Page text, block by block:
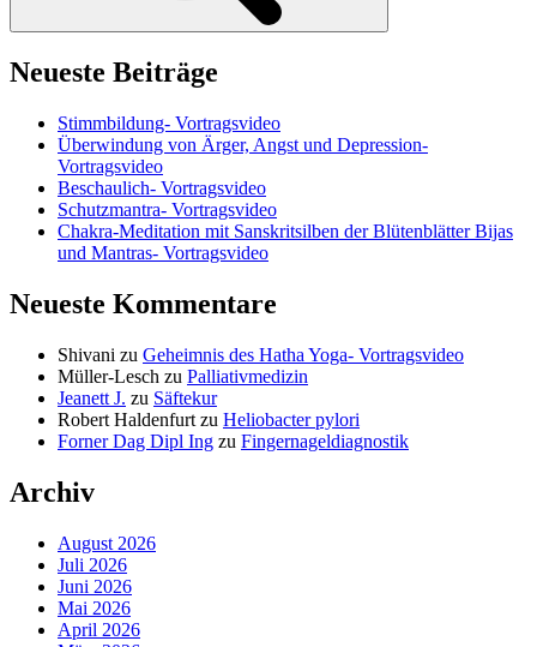
Neueste Beiträge
Stimmbildung- Vortragsvideo
Überwindung von Ärger, Angst und Depression-
Vortragsvideo
Beschaulich- Vortragsvideo
Schutzmantra- Vortragsvideo
Chakra-Meditation mit Sanskritsilben der Blütenblätter Bijas
und Mantras- Vortragsvideo
Neueste Kommentare
Shivani zu Geheimnis des Hatha Yoga- Vortragsvideo
Müller-Lesch zu Palliativmedizin
Jeanett J. zu Säftekur
Robert Haldenfurt zu Heliobacter pylori
Forner Dag Dipl Ing zu Fingernageldiagnostik
Archiv
August 2026
Juli 2026
Juni 2026
Mai 2026
April 2026